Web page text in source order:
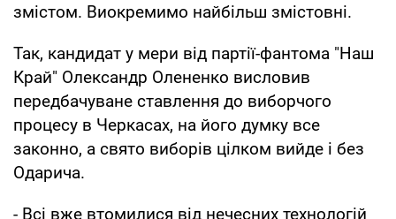
змістом. Виокремимо найбільш змістовні.
Так, кандидат у мери від партії-фантома "Наш
Край" Олександр Олененко висловив
передбачуване ставлення до виборчого
процесу в Черкасах, на його думку все
законно, а свято виборів цілком вийде і без
Одарича.
- Всі вже втомилися від нечесних технологій